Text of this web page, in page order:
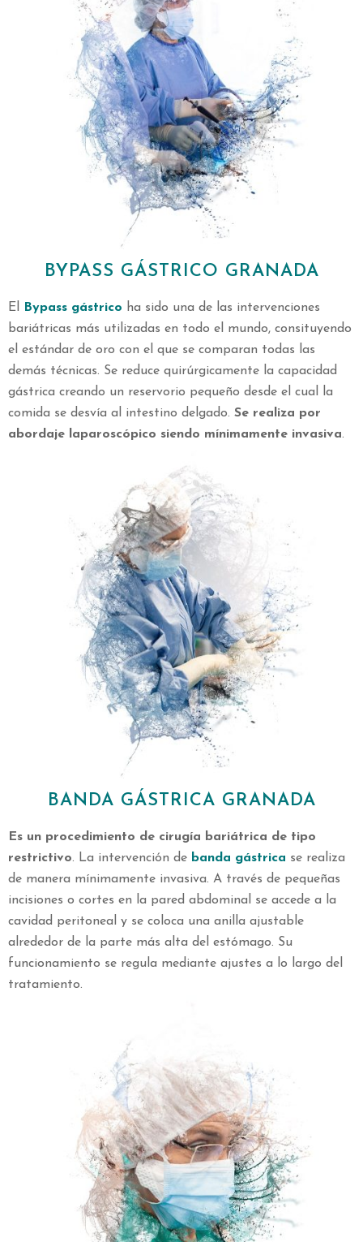
BYPASS GÁSTRICO GRANADA
El Bypass gástrico ha sido una de las intervenciones
bariátricas más utilizadas en todo el mundo, consituyendo
el estándar de oro con el que se comparan todas las
demás técnicas. Se reduce quirúrgicamente la capacidad
gástrica creando un reservorio pequeño desde el cual la
comida se desvía al intestino delgado. Se realiza por
abordaje laparoscópico siendo mínimamente invasiva.
BANDA GÁSTRICA GRANADA
Es un procedimiento de cirugía bariátrica de tipo
restrictivo. La intervención de banda gástrica se realiza
de manera mínimamente invasiva. A través de pequeñas
incisiones o cortes en la pared abdominal se accede a la
cavidad peritoneal y se coloca una anilla ajustable
alrededor de la parte más alta del estómago. Su
funcionamiento se regula mediante ajustes a lo largo del
tratamiento.